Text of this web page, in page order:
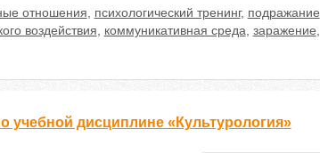
отношения психологический тренинг, подражание
воздействия коммуникативная среда заражение
учебной дисциплине «Культурология»